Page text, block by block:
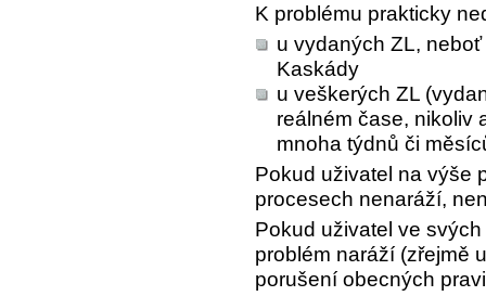
K problému prakticky
u vydaných ZL,
Kaskády
u veškerých ZL
reálném čase, nikoliv
mnoha týdnů či
Pokud uživatel na výše
procesech nenaráží,
Pokud uživatel ve
problém naráží (zřejmě
porušení obecných